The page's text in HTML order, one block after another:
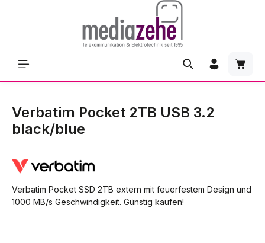
Verbatim Pocket 2TB USB 3.2
black/blue
Verbatim Pocket SSD 2TB extern mit feuerfestem Design und
1000 MB/s Geschwindigkeit. Günstig kaufen!